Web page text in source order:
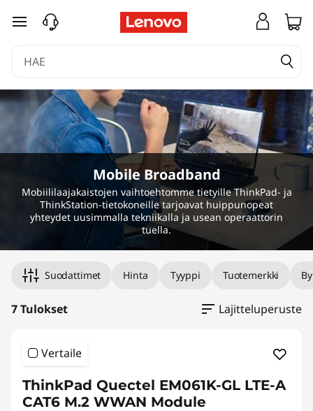
siirry pääsisältöön
Mobile Broadband
Mobiililaajakaistojen vaihtoehtomme tietyille ThinkPad- ja
ThinkStation-tietokoneille tarjoavat huippunopeat
yhteydet uusimmalla tekniikalla ja usean operaattorin
tuella.
Suodattimet Hinta Tyyppi Tuotemerkki
7 Tulokset Lajitteluperuste
Vertaile
ThinkPad Quectel EM061K-GL LTE-A
CAT6 M.2 WWAN Module